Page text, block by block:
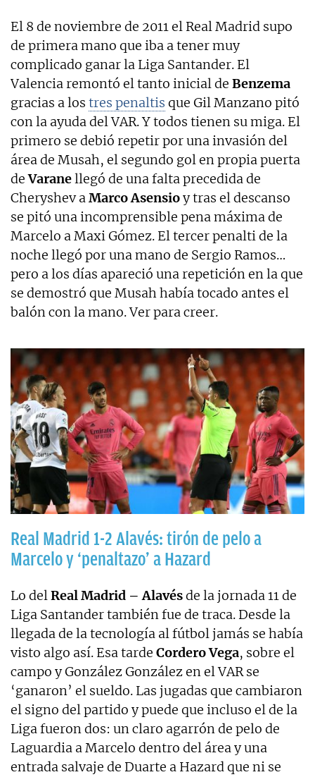
El 8 de noviembre de 2011 el Real Madrid supo
de primera mano que iba a tener muy
complicado ganar la Liga Santander. El
Valencia remontó el tanto inicial de Benzema
gracias a los tres penaltis que Gil Manzano pitó
con la ayuda del VAR. Y todos tienen su miga. El
primero se debió repetir por una invasión del
área de Musah, el segundo gol en propia puerta
deVaranellegó de una falta precedida de
Cheryshev aMarco Asensioy tras el descanso
se pitó una incomprensible pena máxima de
Marcelo a Maxi Gómez. El tercer penalti de la
noche llegó por una mano de Sergio Ramos…
pero a los días apareció una repetición en la que
se demostró que Musah había tocado antes el
balón con la mano. Ver para creer.
Real Madrid 1-2 Alavés: tirón de pelo a
Marcelo y ‘penaltazo’ a Hazard
Lo delReal Madrid – Alavésde la jornada 11 de
Liga Santander también fue de traca. Desde la
llegada de la tecnología al fútbol jamás se había
visto algo así. Esa tarde Cordero Vega, sobre el
campo y González González en el VAR se
‘ganaron’ el sueldo. Las jugadas que cambiaron
el signo del partido y puede que incluso el de la
Liga fueron dos: un claro agarrón de pelo de
Laguardia a Marcelo dentro del área y una
entrada salvaje de Duarte a Hazard que ni se